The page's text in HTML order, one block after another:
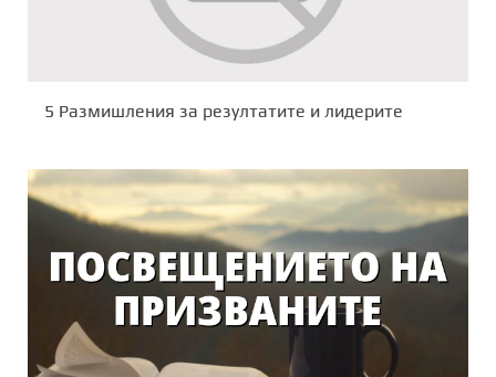
5 Размишления за резултатите и лидерите